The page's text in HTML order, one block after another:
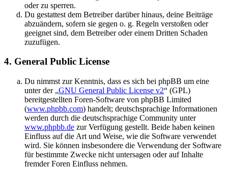
oder zu sperren.
Du gestattest dem Betreiber darüber hinaus, deine Beiträge
abzuändern, sofern sie gegen o. g. Regeln verstoßen oder
geeignet sind, dem Betreiber oder einem Dritten Schaden
zuzufügen.
4. General Public License
Du nimmst zur Kenntnis, dass es sich bei phpBB um eine
unter der „GNU General Public License v2“ (GPL)
bereitgestellten Foren-Software von phpBB Limited
(www.phpbb.com) handelt; deutschsprachige Informationen
werden durch die deutschsprachige Community unter
www.phpbb.de zur Verfügung gestellt. Beide haben keinen
Einfluss auf die Art und Weise, wie die Software verwendet
wird. Sie können insbesondere die Verwendung der Software
für bestimmte Zwecke nicht untersagen oder auf Inhalte
fremder Foren Einfluss nehmen.